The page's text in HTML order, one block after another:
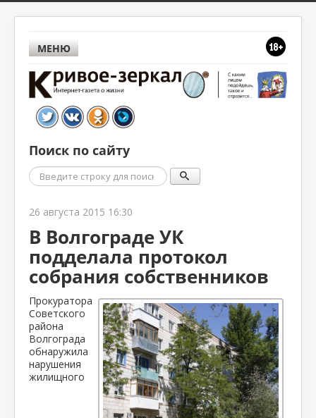
МЕНЮ
Поиск по сайту
Поиск
26 августа 2015 16:30
В Волгограде УК
подделала протокол
собрания собственников
Прокуратора
Советского
района
Волгограда
обнаружила
нарушения
жилищного